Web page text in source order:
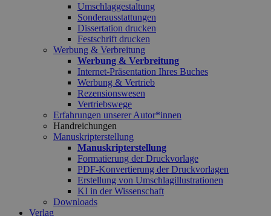
Umschlaggestaltung
Sonderausstattungen
Dissertation drucken
Festschrift drucken
Werbung & Verbreitung
Werbung & Verbreitung
Internet-Präsentation Ihres Buches
Werbung & Vertrieb
Rezensionswesen
Vertriebswege
Erfahrungen unserer Autor*innen
Handreichungen
Manuskripterstellung
Manuskripterstellung
Formatierung der Druckvorlage
PDF-Konvertierung der Druckvorlagen
Erstellung von Umschlagillustrationen
KI in der Wissenschaft
Downloads
Verlag